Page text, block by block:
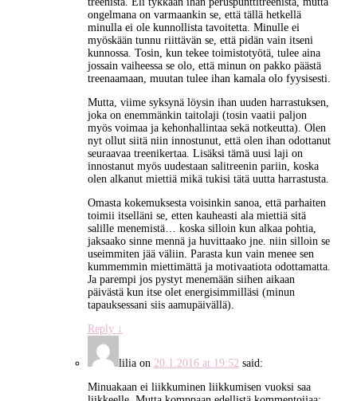
ongelmana on varmaankin se, että tällä hetkellä
minulla ei ole kunnollista tavoitetta. Minulle ei
myöskään tunnu riittävän se, että pidän vain itseni
kunnossa. Tosin, kun tekee toimistotyötä, tulee aina
jossain vaiheessa se olo, että minun on pakko päästä
treenaamaan, muutan tulee ihan kamala olo fyysisesti.
Mutta, viime syksynä löysin ihan uuden harrastuksen,
joka on enemmänkin taitolaji (tosin vaatii paljon
myös voimaa ja kehonhallintaa sekä notkeutta). Olen
nyt ollut siitä niin innostunut, että olen ihan odottanut
seuraavaa treenikertaa. Lisäksi tämä uusi laji on
innostanut myös uudestaan salitreenin pariin, koska
olen alkanut miettiä mikä tukisi tätä uutta harrastusta.
Omasta kokemuksesta voisinkin sanoa, että parhaiten
toimii itselläni se, etten kauheasti ala miettiä sitä
salille menemistä… koska silloin kun alkaa pohtia,
jaksaako sinne mennä ja huvittaako jne. niin silloin se
useimmiten jää väliin. Parasta kun vain menee sen
kummemmin miettimättä ja motivaatiota odottamatta.
Ja parempi jos pystyt menemään siihen aikaan
päivästä kun itse olet energisimmilläsi (minun
tapauksessani siis aamupäivällä).
Reply ↓
liliaon 20.1.2016 at 19:52 said:
Minuakaan ei liikkuminen liikkumisen vuoksi saa